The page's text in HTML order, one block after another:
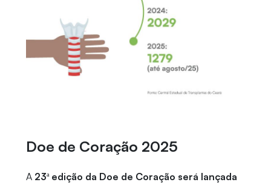
Doe de Coração 2025
A 23ª edição da Doe de Coração será lançada